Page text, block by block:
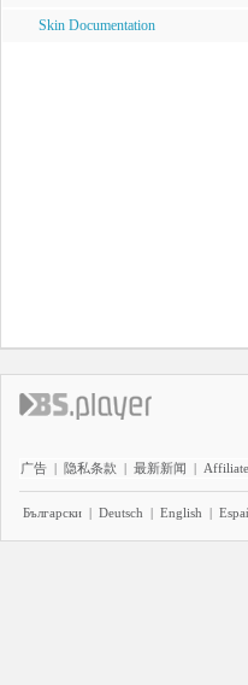
Skin Documentation
广告 | 隐私条款 | 最新新闻 | Affiliate
Български | Deutsch | English |